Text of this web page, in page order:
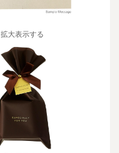
拡大表示する